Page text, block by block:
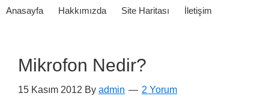
Anasayfa Hakkımızda Site Haritası İletişim
Mikrofon Nedir?
15 Kasım 2012 By admin 2 Yorum